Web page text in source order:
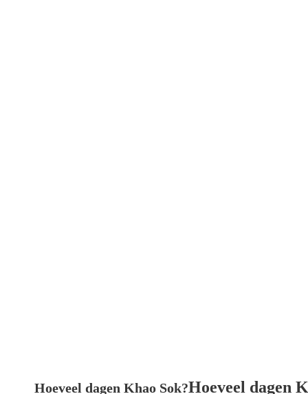
Hoeveel dagen Khao Sok?Hoeveel dagen